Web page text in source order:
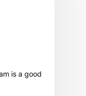
is a good